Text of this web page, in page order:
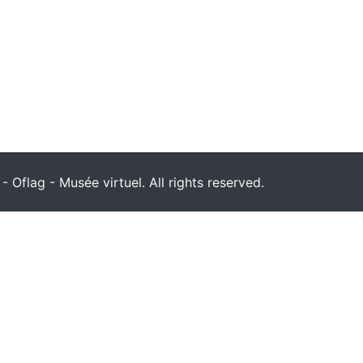
Oflag - Musée virtuel. All rights reserved.